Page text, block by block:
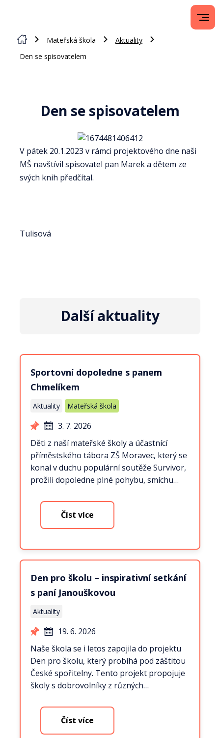
Mateřská škola
Aktuality
Den se spisovatelem
Den se spisovatelem
V pátek 20.1.2023 v rámci projektového dne naši
MŠ navštívil spisovatel pan Marek a dětem ze
svých knih předčítal.
Tulisová
Další aktuality
Sportovní dopoledne s panem
Chmelíkem
Aktuality Mateřská škola
3. 7. 2026
Děti z naší mateřské školy a účastnící
příměstského tábora ZŠ Moravec, který se
konal v duchu populární soutěže Survivor,
prožili dopoledne plné pohybu, smíchu…
Číst více
Den pro školu – inspirativní setkání
s paní Janouškovou
Aktuality
19. 6. 2026
Naše škola se i letos zapojila do projektu
Den pro školu, který probíhá pod záštitou
České spořitelny. Tento projekt propojuje
školy s dobrovolníky z různých…
Číst více